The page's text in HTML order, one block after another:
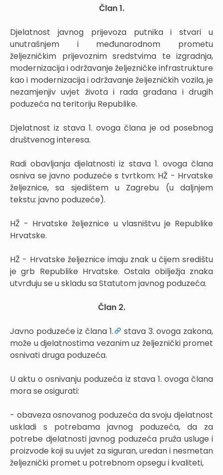
Član 1.
Djelatnost javnog prijevoza putnika i stvari u
unutrašnjem i međunarodnom prometu
željezničkim prijevoznim sredstvima te izgradnja,
modernizacija i održavanje željezničke infrastrukture
kao i modernizacija i održavanje žeIjezničkih vozila, je
nezamjenjiv uvjet života i rada građana i drugih
poduzeća na teritoriju Republike.
Djelatnost iz stava 1. ovoga člana je od posebnog
društvenog interesa.
Radi obavljanja djelatnosti iz stava 1. ovoga člana
osniva se javno poduzeće s tvrtkom: HŽ - Hrvatske
željeznice, sa sjedištem u Zagrebu (u daljnjem
tekstu: javno poduzeće).
HŽ - Hrvatske željeznice u vlasništvu je Republike
Hrvatske.
HŽ - Hrvatske željeznice imaju znak u čijem središtu
je grb Republike Hrvatske. Ostala obilježja znaka
utvrđuju se u skladu sa Statutom javnog poduzeća.
Član 2.
Javno poduzeće iz člana 1.
stava 3. ovoga zakona,
može u djelatnostima vezanim uz željeznički promet
osnivati druga poduzeća.
U aktu o osnivanju poduzeća iz stava 1. ovoga člana
mora se osigurati:
- obaveza osnovanog poduzeća da svoju djelatnost
uskladi s potrebama javnog poduzeća, da za
potrebe djelatnosti javnog poduzeća pruža usluge i
proizvode koji su uvjet za siguran, uredan i nesmetan
željeznički promet u potrebnom opsegu i kvaliteti,